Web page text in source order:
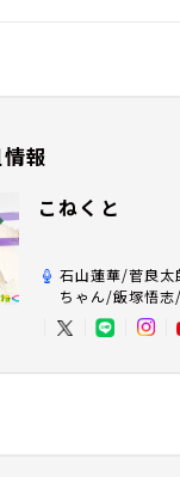
報
こねくと
石山蓮華/菅良太
ちゃん/飯塚悟